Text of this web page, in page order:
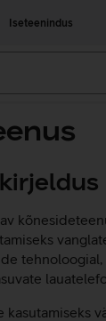
Iseteenindus
tehnoloogial,
kasutamiseks